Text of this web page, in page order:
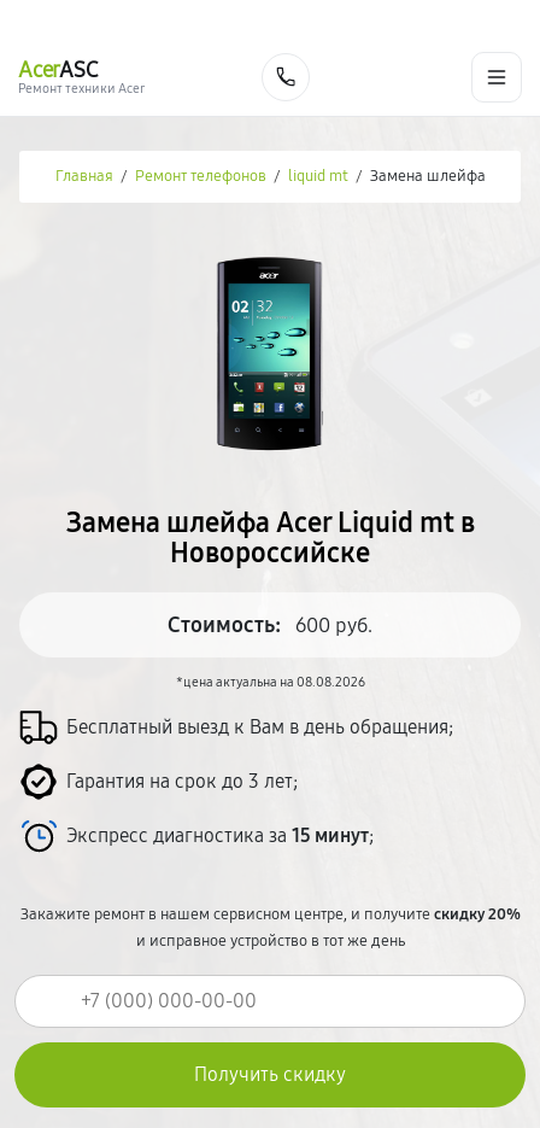
AcerASC
Ремонт техники Acer
Главная / Ремонт телефонов / liquid mt / Замена шлейфа
Замена шлейфа Acer Liquid mt в
Новороссийске
Стоимость: 600 руб.
*цена актуальна на 08.08.2026
Бесплатный выезд к Вам в день обращения;
Гарантия на срок до 3 лет;
Экспресс диагностика за 15 минут;
Закажите ремонт в нашем сервисном центре, и получитескидку 20%
и исправное устройство в тот же день